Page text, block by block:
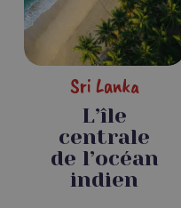
L’île
centrale
de l’océan
indien
Sri Lanka